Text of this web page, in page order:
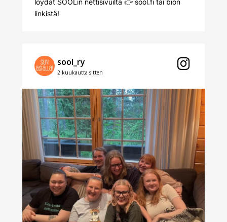
löydät SOOLin nettisivuilta 👉 sool.fi tai bion
linkistä!
sool_ry
2 kuukautta sitten